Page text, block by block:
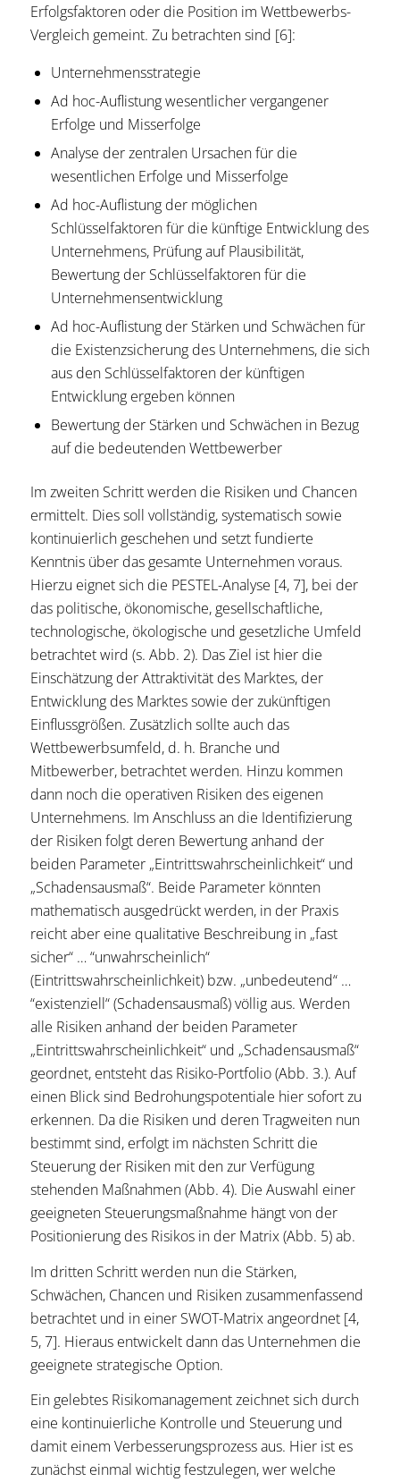
Erfolgsfaktoren oder die Position im Wettbewerbs-
Vergleich gemeint. Zu betrachten sind [6]:
Unternehmensstrategie
Ad hoc-Auflistung wesentlicher vergangener
Erfolge und Misserfolge
Analyse der zentralen Ursachen für die
wesentlichen Erfolge und Misserfolge
Ad hoc-Auflistung der möglichen
Schlüsselfaktoren für die künftige Entwicklung des
Unternehmens, Prüfung auf Plausibilität,
Bewertung der Schlüsselfaktoren für die
Unternehmensentwicklung
Ad hoc-Auflistung der Stärken und Schwächen für
die Existenzsicherung des Unternehmens, die sich
aus den Schlüsselfaktoren der künftigen
Entwicklung ergeben können
Bewertung der Stärken und Schwächen in Bezug
auf die bedeutenden Wettbewerber
Im zweiten Schritt werden die Risiken und Chancen
ermittelt. Dies soll vollständig, systematisch sowie
kontinuierlich geschehen und setzt fundierte
Kenntnis über das gesamte Unternehmen voraus.
Hierzu eignet sich die PESTEL-Analyse [4, 7], bei der
das politische, ökonomische, gesellschaftliche,
technologische, ökologische und gesetzliche Umfeld
betrachtet wird (s. Abb. 2). Das Ziel ist hier die
Einschätzung der Attraktivität des Marktes, der
Entwicklung des Marktes sowie der zukünftigen
Einflussgrößen. Zusätzlich sollte auch das
Wettbewerbsumfeld, d. h. Branche und
Mitbewerber, betrachtet werden. Hinzu kommen
dann noch die operativen Risiken des eigenen
Unternehmens. Im Anschluss an die Identifizierung
der Risiken folgt deren Bewertung anhand der
beiden Parameter „Eintrittswahrscheinlichkeit“ und
„Schadensausmaß“. Beide Parameter könnten
mathematisch ausgedrückt werden, in der Praxis
reicht aber eine qualitative Beschreibung in „fast
sicher“ … “unwahrscheinlich“
(Eintrittswahrscheinlichkeit) bzw. „unbedeutend“ …
“existenziell“ (Schadensausmaß) völlig aus. Werden
alle Risiken anhand der beiden Parameter
„Eintrittswahrscheinlichkeit“ und „Schadensausmaß“
geordnet, entsteht das Risiko-Portfolio (Abb. 3.). Auf
einen Blick sind Bedrohungspotentiale hier sofort zu
erkennen. Da die Risiken und deren Tragweiten nun
bestimmt sind, erfolgt im nächsten Schritt die
Steuerung der Risiken mit den zur Verfügung
stehenden Maßnahmen (Abb. 4). Die Auswahl einer
geeigneten Steuerungsmaßnahme hängt von der
Positionierung des Risikos in der Matrix (Abb. 5) ab.
Im dritten Schritt werden nun die Stärken,
Schwächen, Chancen und Risiken zusammenfassend
betrachtet und in einer SWOT-Matrix angeordnet [4,
5, 7]. Hieraus entwickelt dann das Unternehmen die
geeignete strategische Option.
Ein gelebtes Risikomanagement zeichnet sich durch
eine kontinuierliche Kontrolle und Steuerung und
damit einem Verbesserungsprozess aus. Hier ist es
zunächst einmal wichtig festzulegen, wer welche